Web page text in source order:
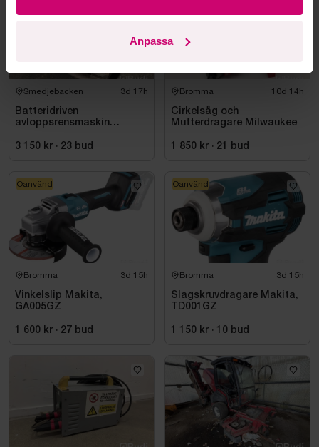
Anpassa
Smedjebacken 3d 17h
Batteridriven
avloppsrensmaskin
FSSM-121 | Oanvänd
3 150 kr · 23 bud
Bromma 10d 14h
Cirkelsåg och
Mutterdragare Milwaukee
1 850 kr · 21 bud
Bromma 3d 15h
Vinkelslip Makita,
GA005GZ
1 600 kr · 27 bud
Oanvänd
Bromma 3d 15h
Slagskruvdragare Makita,
TD001GZ
1 150 kr · 10 bud
Oanvänd